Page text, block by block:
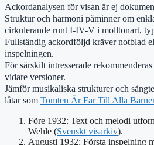
Ackordanalysen för visan är ej
Struktur och harmoni påminner om
cirkulerande runt I-IV-V i molltonart,
Fullständig ackordföljd kräver notblad
inspelningen.
För särskilt intresserade rekommenderas
vidare versioner.
Jämför musikaliska strukturer och
låtar som Tomten Är Far Till Alla
Före 1932: Text och melodi
Wehle (Svenskt visarkiv).
Augusti 1932: Första inspelning